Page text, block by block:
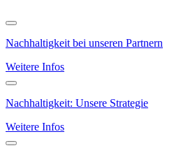
Nachhaltigkeit bei unseren Partnern
Weitere Infos
Nachhaltigkeit: Unsere Strategie
Weitere Infos